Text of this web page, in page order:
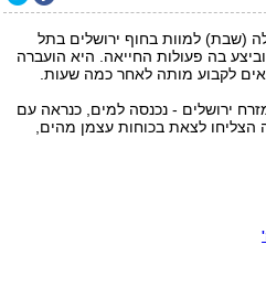
הלילה (שבת) למוות בחוף ירושלים בתל
בה פעולות החייאה. היא הועברה
לקבוע מותה לאחר כמה שעות.
ירושלים - נכנסה למים, כנראה עם
הצליחו לצאת בכוחות עצמן מהים,